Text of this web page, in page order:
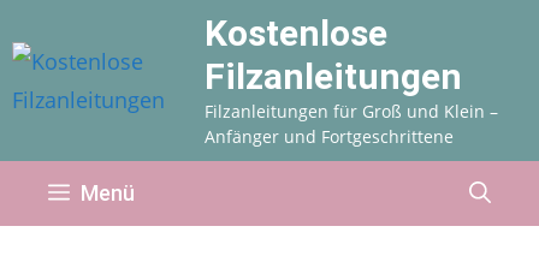
Inhalt
springen
Kostenlose
Filzanleitungen
Filzanleitungen für Groß und Klein –
Anfänger und Fortgeschrittene
Menü